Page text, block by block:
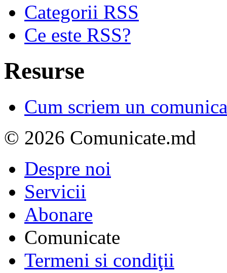
Categorii RSS
Ce este RSS?
Resurse
Cum scriem un
© 2026 Comunicate.md
Despre noi
Servicii
Abonare
Comunicate
Termeni si condiţii